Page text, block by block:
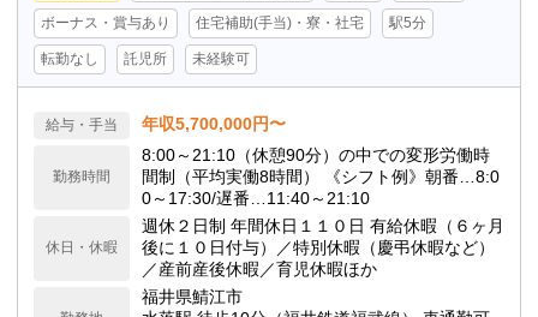
ボーナス・賞与あり 住宅補助(手当)・寮・社宅 駅5分
転勤なし 託児所 未経験可
給与・手当 年収5,700,000円〜
勤務時間
8:00～21:10（休憩90分）の中での変形労働時
間制（平均実働8時間） 《シフト例》朝番…8:0
0～17:30/遅番…11:40～21:10
休日・休暇
週休２日制 年間休日１１０日 有給休暇（６ヶ月
後に１０日付与）／特別休暇（慶弔休暇など）
／産前産後休暇／育児休暇ほか
福井県鯖江市